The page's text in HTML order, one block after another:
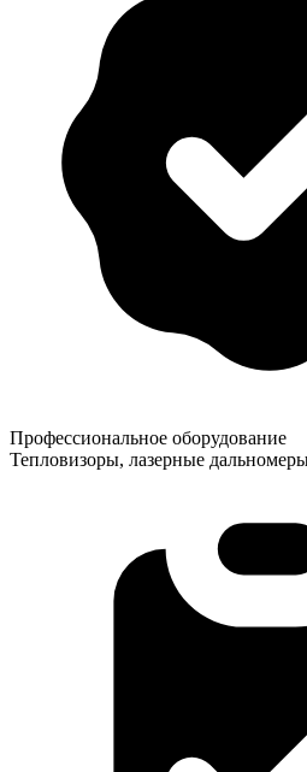
Профессиональное оборудование
Тепловизоры, лазерные